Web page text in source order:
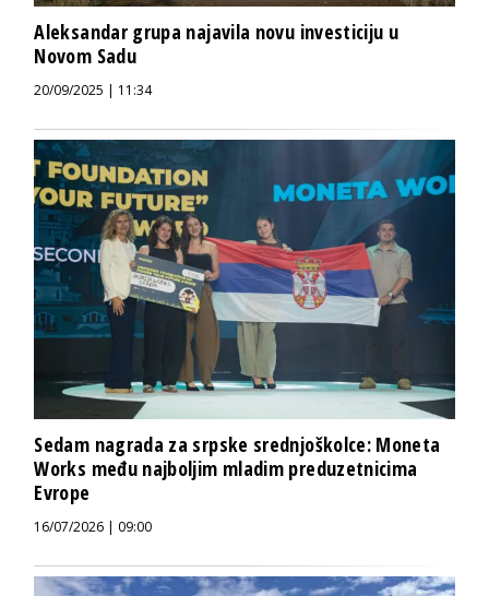
Aleksandar grupa najavila novu investiciju u
Novom Sadu
20/09/2025 | 11:34
Sedam nagrada za srpske srednjoškolce: Moneta
Works među najboljim mladim preduzetnicima
Evrope
16/07/2026 | 09:00